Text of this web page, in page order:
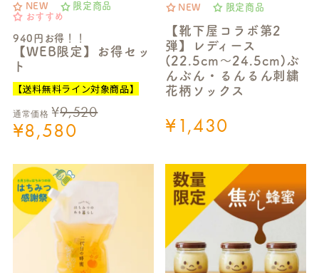
NEW
限定商品
おすすめ
940円お得！！
【WEB限定】お得セッ
ト
【送料無料ライン対象商品】
通常価格 ¥9,520
¥8,580
NEW 限定商品
【靴下屋コラボ第2
弾】レディース
(22.5cm～24.5cm)ぶ
んぶん・るんるん刺繍
花柄ソックス
¥1,430